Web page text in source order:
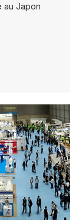
au Japon